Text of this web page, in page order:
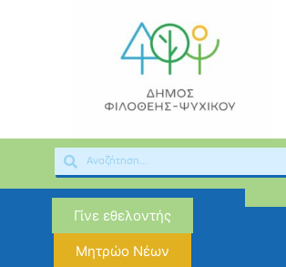
Γίνε εθελοντής
Μητρώο Νέων